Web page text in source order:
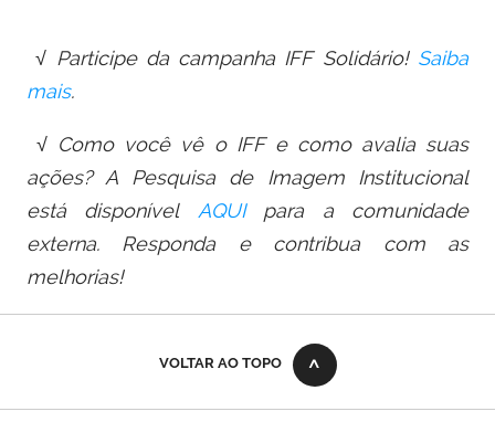
√ Participe da campanha IFF Solidário! Saiba
mais.
√ Como você vê o IFF e como avalia suas
ações? A Pesquisa de Imagem Institucional
está disponível AQUI para a comunidade
externa. Responda e contribua com as
melhorias!
VOLTAR AO TOPO